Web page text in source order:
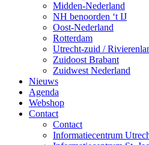
Midden-Nederland
NH benoorden ‘t IJ
Oost-Nederland
Rotterdam
Utrecht-zuid /
Zuidoost Brabant
Zuidwest Nederland
Nieuws
Agenda
Webshop
Contact
Contact
Informatiecentrum